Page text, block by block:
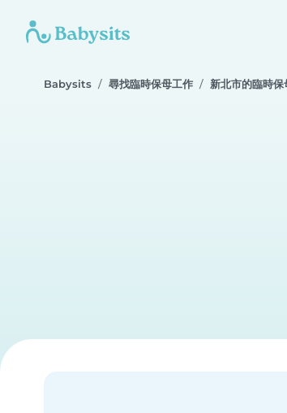
Babysits 尋找臨時保母工作 新北市的臨時保